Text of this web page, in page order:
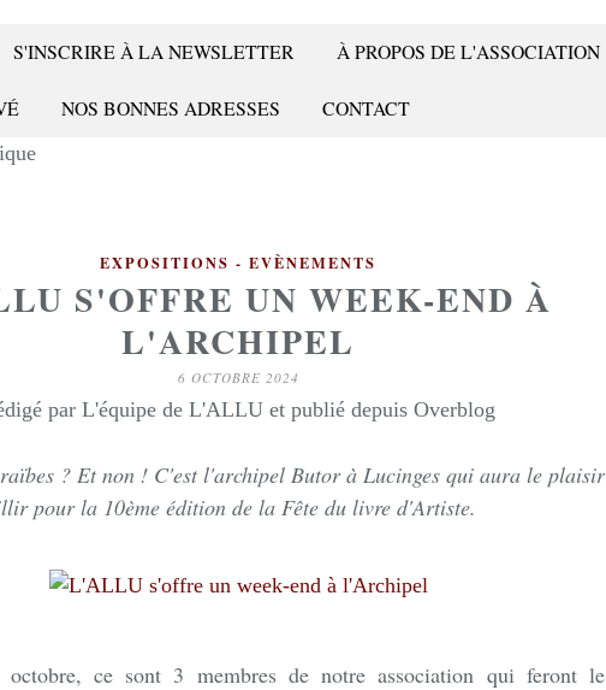
S'INSCRIRE À LA NEWSLETTER À PROPOS DE L'ASSOCIATION
NOS BONNES ADRESSES CONTACT
EXPOSITIONS - EVÈNEMENTS
S'OFFRE UN WEEK-END À
L'ARCHIPEL
6 OCTOBRE 2024
par L'équipe de L'ALLU et publié depuis Overblog
? Et non ! C'est l'archipel Butor à Lucinges qui aura le plaisir
pour la 10ème édition de la Fête du livre d'Artiste.
ce sont 3 membres de notre association qui feront le